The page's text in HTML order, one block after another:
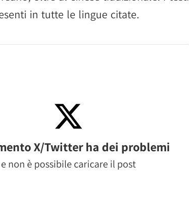
in tutte le lingue citate.
X/Twitter ha dei problemi
e non è possibile caricare il post